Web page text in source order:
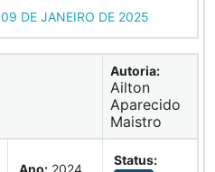
DE JANEIRO DE 2025
Autoria:
Ailton
Aparecido
Maistro
Status: